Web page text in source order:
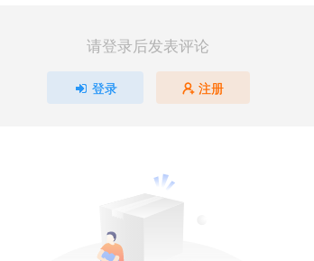
请登录后发表评论
登录 注册